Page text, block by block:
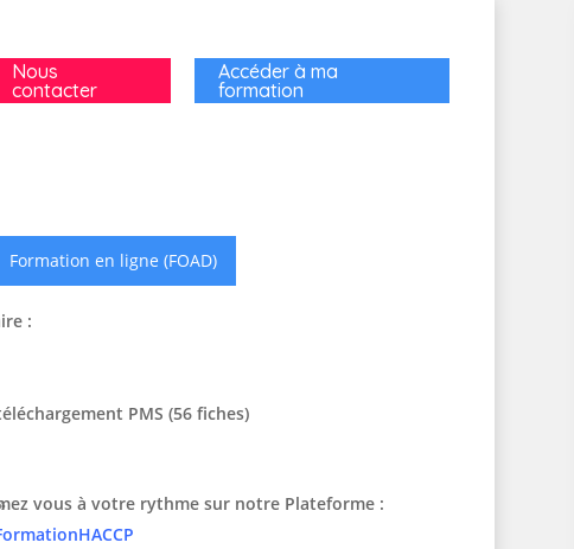
Nous
contacter
Accéder à ma
formation
Formation en ligne (FOAD)
:
PMS (56 fiches)
vous à votre rythme sur notre Plateforme :